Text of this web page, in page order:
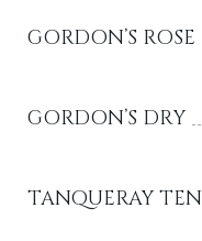
GORDON’S ROSE
GORDON’S DRY
TANQUERAY TEN